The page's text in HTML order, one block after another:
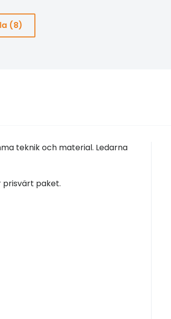
(8)
teknik och material. Ledarna
prisvärt paket.